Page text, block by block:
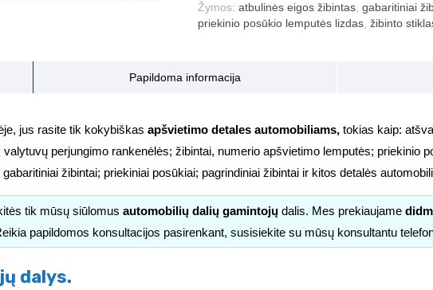
Žymos: atbulinės eigos žibintas gabaritiniai
priekinio posūkio lemputės lizdas žibinto
Papildoma informacija
jus rasite tik kokybiškas apšvietimo detales automobiliams, tokias kaip:
perjungimo rankenėlės; žibintai, numerio apšvietimo lemputės; priekinio
žibintai; priekiniai posūkiai; pagrindiniai žibintai ir kitos detalės
tik mūsų siūlomus automobilių dalių gamintojų dalis. Mes prekiaujame
papildomos konsultacijos pasirenkant, susisiekite su mūsų konsultantu
dalys.